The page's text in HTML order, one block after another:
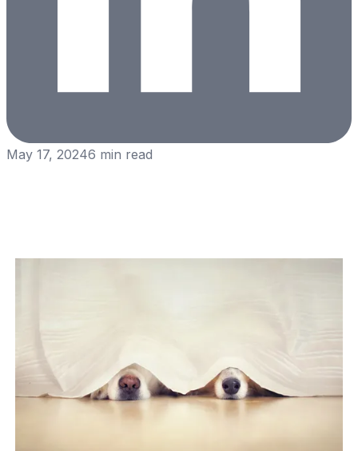
May 17, 20246 min read